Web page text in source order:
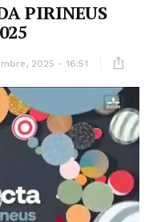
PIRINEUS
2025 - 16:51